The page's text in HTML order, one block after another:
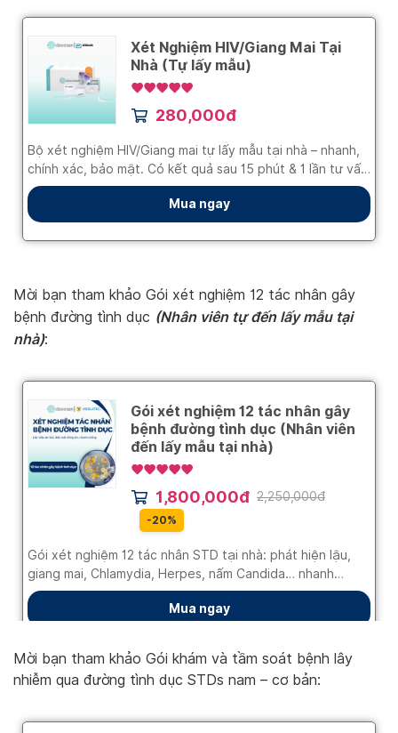
Mời bạn tham khảo Gói xét nghiệm 12 tác nhân gây
bệnh đường tình dục (Nhân viên tự đến lấy mẫu tại
nhà):
Mời bạn tham khảo Gói khám và tầm soát bệnh lây
nhiễm qua đường tình dục STDs nam – cơ bản: